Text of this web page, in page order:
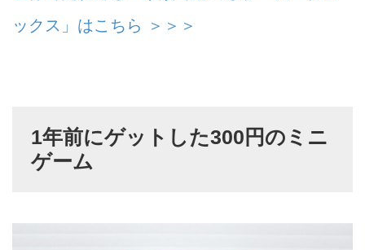
ックス」はこちら ＞＞＞
1年前にゲットした300円のミニ
ゲーム